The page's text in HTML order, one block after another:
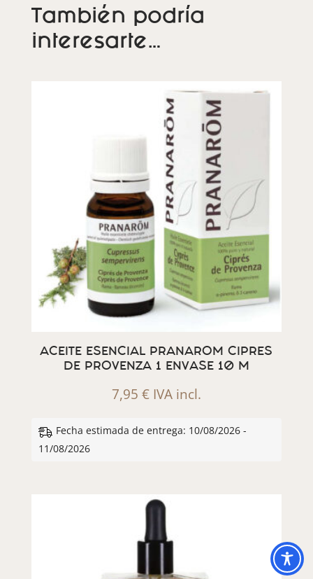
También podría
interesarte…
ACEITE ESENCIAL PRANAROM CIPRES
DE PROVENZA 1 ENVASE 10 M
7,95 € IVA incl.
Fecha estimada de entrega: 10/08/2026 -
11/08/2026